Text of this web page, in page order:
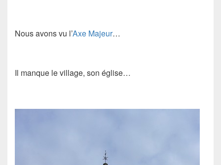
Nous avons vu l’Axe Majeur…
Il manque le village, son église…